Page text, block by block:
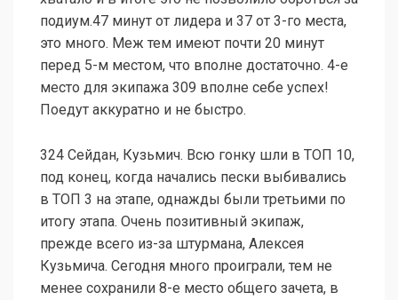
подиум.47 минут от лидера и 37 от 3-го места,
это много. Меж тем имеют почти 20 минут
перед 5-м местом, что вполне достаточно. 4-е
место для экипажа 309 вполне себе успех!
Поедут аккуратно и не быстро.
324 Сейдан, Кузьмич. Всю гонку шли в ТОП 10,
под конец, когда начались пески выбивались
в ТОП 3 на этапе, однажды были третьими по
итогу этапа. Очень позитивный экипаж,
прежде всего из-за штурмана, Алексея
Кузьмича. Сегодня много проиграли, тем не
менее сохранили 8-е место общего зачета, в